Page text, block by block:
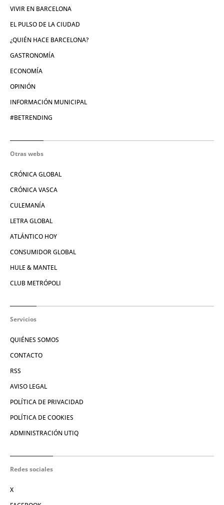
VIVIR EN BARCELONA
EL PULSO DE LA CIUDAD
¿QUIÉN HACE BARCELONA?
GASTRONOMÍA
ECONOMÍA
OPINIÓN
INFORMACIÓN MUNICIPAL
#BETRENDING
Otras webs
CRÓNICA GLOBAL
CRÓNICA VASCA
CULEMANÍA
LETRA GLOBAL
ATLÁNTICO HOY
CONSUMIDOR GLOBAL
HULE & MANTEL
CLUB METRÓPOLI
Servicios
QUIÉNES SOMOS
CONTACTO
RSS
AVISO LEGAL
POLÍTICA DE PRIVACIDAD
POLÍTICA DE COOKIES
ADMINISTRACIÓN UTIQ
Redes sociales
X